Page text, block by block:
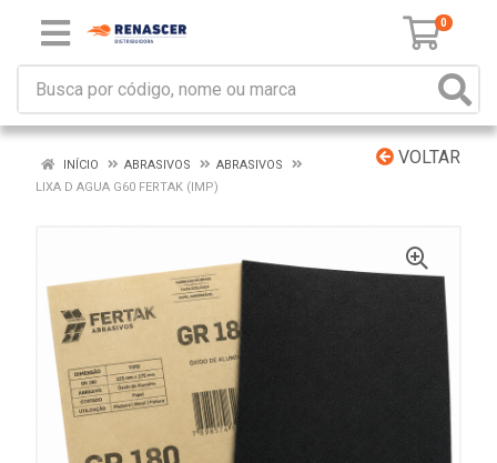
0
VOLTAR
INÍCIO ABRASIVOS
ABRASIVOS
LIXA D AGUA G60 FERTAK (IMP)